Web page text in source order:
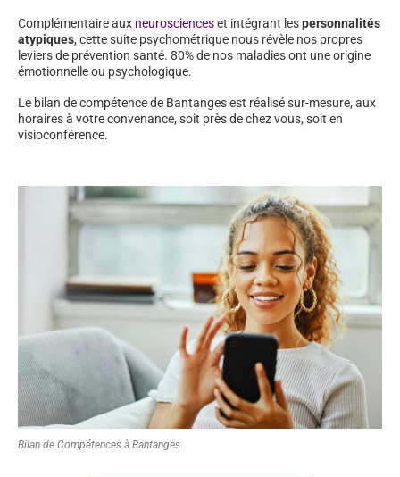
Complémentaire aux neuroscienceset intégrant lespersonnalités
atypiques, cette suite psychométrique nous révèle nos propres
leviers de prévention santé. 80% de nos maladies ont une origine
émotionnelle ou psychologique.
Le bilan de compétence de Bantanges est réalisé sur-mesure, aux
horaires à votre convenance, soit près de chez vous, soit en
visioconférence.
Bilan de Compétences à Bantanges